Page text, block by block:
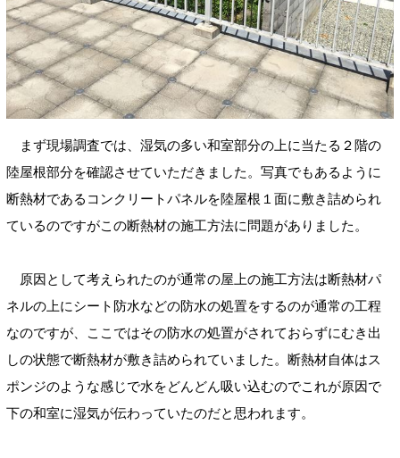
まず現場調査では、湿気の多い和室部分の上に当たる２階の
陸屋根部分を確認させていただきました。写真でもあるように
断熱材であるコンクリートパネルを陸屋根１面に敷き詰められ
ているのですがこの断熱材の施工方法に問題がありました。
原因として考えられたのが通常の屋上の施工方法は断熱材パ
ネルの上にシート防水などの防水の処置をするのが通常の工程
なのですが、ここではその防水の処置がされておらずにむき出
しの状態で断熱材が敷き詰められていました。断熱材自体はス
ポンジのような感じで水をどんどん吸い込むのでこれが原因で
下の和室に湿気が伝わっていたのだと思われます。